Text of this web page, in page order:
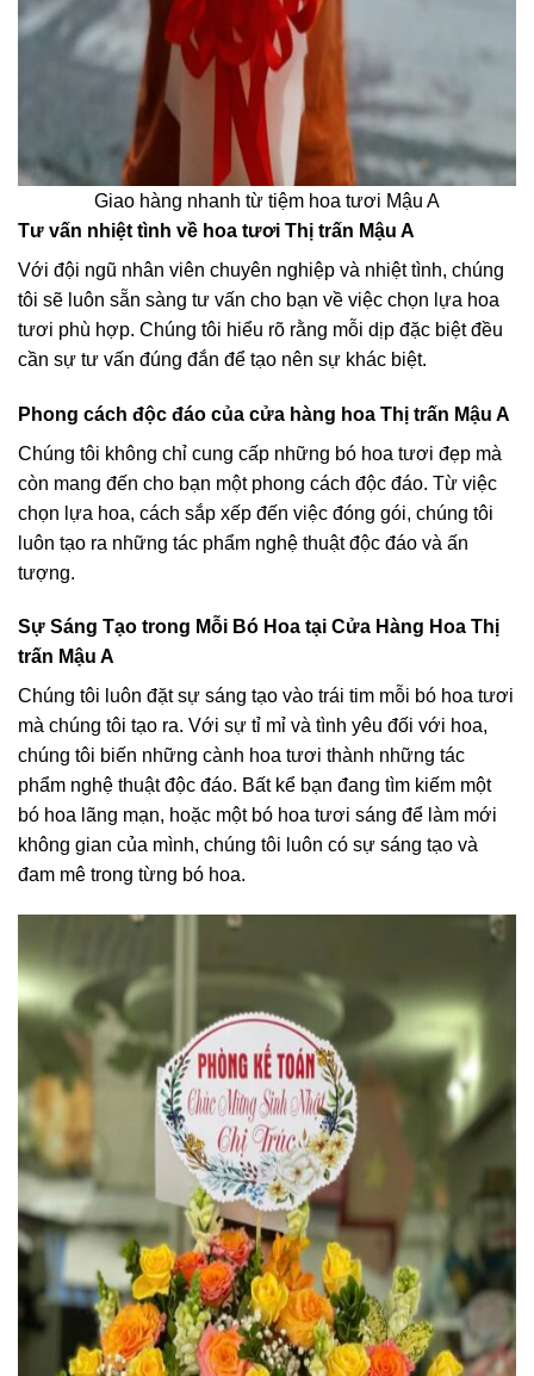
Giao hàng nhanh từ tiệm hoa tươi Mậu A
Tư vấn nhiệt tình về hoa tươi Thị trấn Mậu A
Với đội ngũ nhân viên chuyên nghiệp và nhiệt tình, chúng
tôi sẽ luôn sẵn sàng tư vấn cho bạn về việc chọn lựa hoa
tươi phù hợp. Chúng tôi hiểu rõ rằng mỗi dịp đặc biệt đều
cần sự tư vấn đúng đắn để tạo nên sự khác biệt.
Phong cách độc đáo của cửa hàng hoa Thị trấn Mậu A
Chúng tôi không chỉ cung cấp những bó hoa tươi đẹp mà
còn mang đến cho bạn một phong cách độc đáo. Từ việc
chọn lựa hoa, cách sắp xếp đến việc đóng gói, chúng tôi
luôn tạo ra những tác phẩm nghệ thuật độc đáo và ấn
tượng.
Sự Sáng Tạo trong Mỗi Bó Hoa tại Cửa Hàng Hoa Thị
trấn Mậu A
Chúng tôi luôn đặt sự sáng tạo vào trái tim mỗi bó hoa tươi
mà chúng tôi tạo ra. Với sự tỉ mỉ và tình yêu đối với hoa,
chúng tôi biến những cành hoa tươi thành những tác
phẩm nghệ thuật độc đáo. Bất kể bạn đang tìm kiếm một
bó hoa lãng mạn, hoặc một bó hoa tươi sáng để làm mới
không gian của mình, chúng tôi luôn có sự sáng tạo và
đam mê trong từng bó hoa.